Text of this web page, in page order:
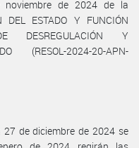
de 2024 de la
DEL ESTADO Y FUNCIÓN
DESREGULACIÓN Y
(RESOL-2024-20-APN-
27 de diciembre de 2024 se